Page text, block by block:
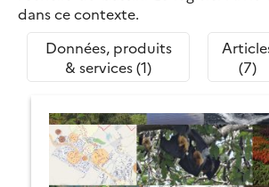
dans ce contexte.
Données, produits
& services (1)
(7)